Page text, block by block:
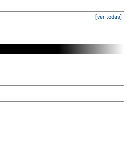
[ver todas]